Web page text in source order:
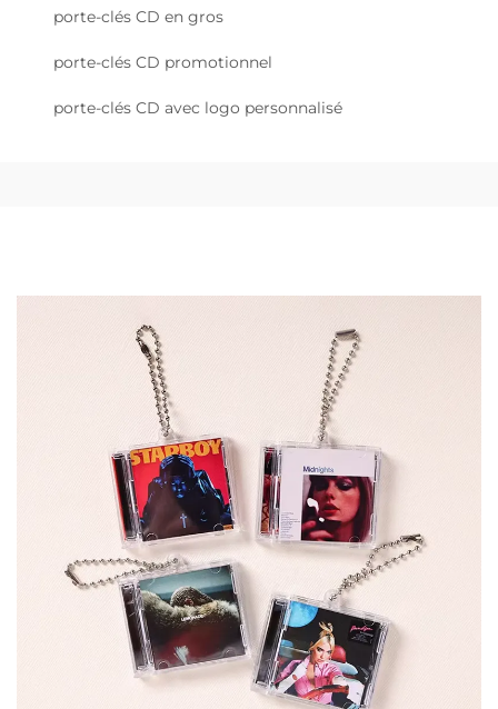
porte-clés CD en gros
porte-clés CD promotionnel
porte-clés CD avec logo personnalisé